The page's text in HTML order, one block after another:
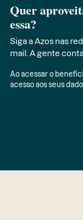
Quer
essa?
Siga a Azos nas
mail. A gente
Ao acessar o
acesso aos seus